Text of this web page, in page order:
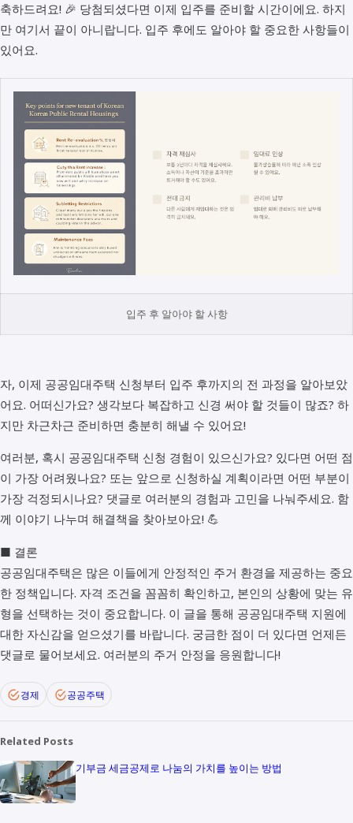
축하드려요! 🎉 당첨되셨다면 이제 입주를 준비할 시간이에요. 하지
만 여기서 끝이 아니랍니다. 입주 후에도 알아야 할 중요한 사항들이
있어요.
입주 후 알아야 할 사항
자, 이제 공공임대주택 신청부터 입주 후까지의 전 과정을 알아보았
어요. 어떠신가요? 생각보다 복잡하고 신경 써야 할 것들이 많죠? 하
지만 차근차근 준비하면 충분히 해낼 수 있어요!
여러분, 혹시 공공임대주택 신청 경험이 있으신가요? 있다면 어떤 점
이 가장 어려웠나요? 또는 앞으로 신청하실 계획이라면 어떤 부분이
가장 걱정되시나요? 댓글로 여러분의 경험과 고민을 나눠주세요. 함
께 이야기 나누며 해결책을 찾아보아요! 💪
■ 결론
공공임대주택은 많은 이들에게 안정적인 주거 환경을 제공하는 중요
한 정책입니다. 자격 조건을 꼼꼼히 확인하고, 본인의 상황에 맞는 유
형을 선택하는 것이 중요합니다. 이 글을 통해 공공임대주택 지원에
대한 자신감을 얻으셨기를 바랍니다. 궁금한 점이 더 있다면 언제든
댓글로 물어보세요. 여러분의 주거 안정을 응원합니다!
경제 공공주택
Related Posts
기부금 세금공제로 나눔의 가치를 높이는 방법